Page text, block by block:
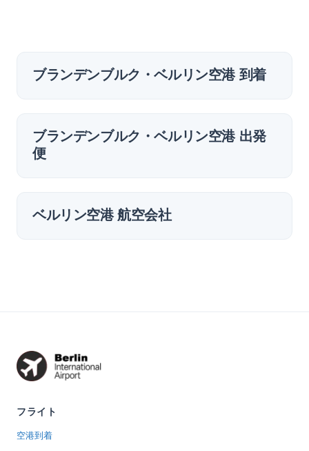
ブランデンブルク・ベルリン空港 到着
ブランデンブルク・ベルリン空港 出発
便
ベルリン空港 航空会社
フライト
空港到着